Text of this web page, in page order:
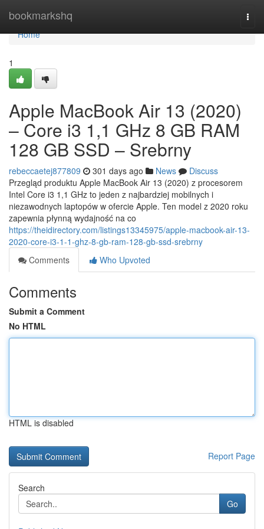
bookmarkshq
Home
Home
1
Apple MacBook Air 13 (2020)
– Core i3 1,1 GHz 8 GB RAM
128 GB SSD – Srebrny
rebeccaetej877809 301 days ago News
Discuss
Przegląd produktu Apple MacBook Air 13 (2020) z procesorem
Intel Core i3 1,1 GHz to jeden z najbardziej mobilnych i
niezawodnych laptopów w ofercie Apple. Ten model z 2020 roku
zapewnia płynną wydajność na co
https://theidirectory.com/listings13345975/apple-macbook-air-13-
2020-core-i3-1-1-ghz-8-gb-ram-128-gb-ssd-srebrny
Comments
Who Upvoted
Comments
Submit a Comment
No HTML
HTML is disabled
Report Page
Search
Go